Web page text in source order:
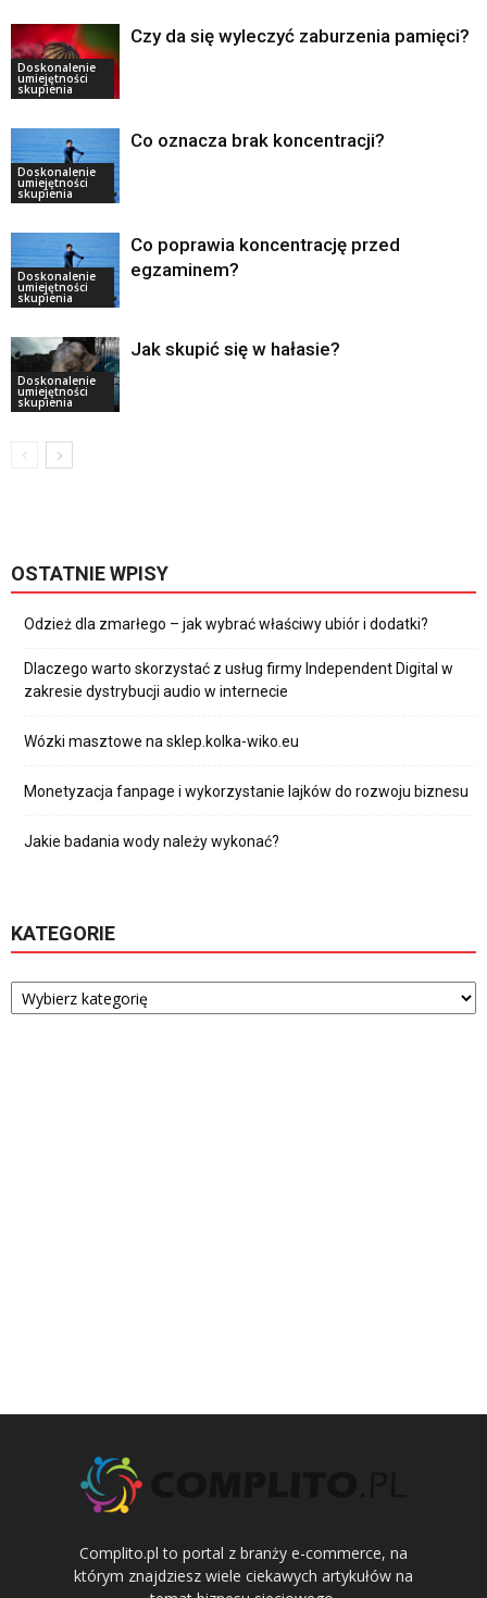
Doskonalenie
umiejętności
skupienia
Czy da się wyleczyć zaburzenia pamięci?
Doskonalenie
umiejętności
skupienia
Co oznacza brak koncentracji?
Doskonalenie
umiejętności
skupienia
Co poprawia koncentrację przed
egzaminem?
Doskonalenie
umiejętności
skupienia
Jak skupić się w hałasie?
OSTATNIE WPISY
Odzież dla zmarłego – jak wybrać właściwy ubiór i dodatki?
Dlaczego warto skorzystać z usług firmy Independent Digital w
zakresie dystrybucji audio w internecie
Wózki masztowe na sklep.kolka-wiko.eu
Monetyzacja fanpage i wykorzystanie lajków do rozwoju biznesu
Jakie badania wody należy wykonać?
KATEGORIE
Kategorie
Complito.pl to portal z branży e-commerce, na
którym znajdziesz wiele ciekawych artykułów na